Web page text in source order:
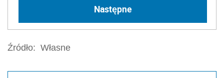
Następne
Źródło: Własne